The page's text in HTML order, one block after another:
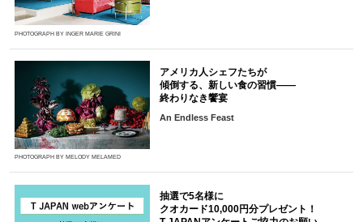
PHOTOGRAPH BY INGER MARIE GRINI
PHOTOGRAPH BY MELODY MELAMED
アメリカ人シェフたちが
傾倒する、新しい食の習慣――
終わりなき饗宴
An Endless Feast
抽選で5名様に
クオカード10,000円分プレゼント！